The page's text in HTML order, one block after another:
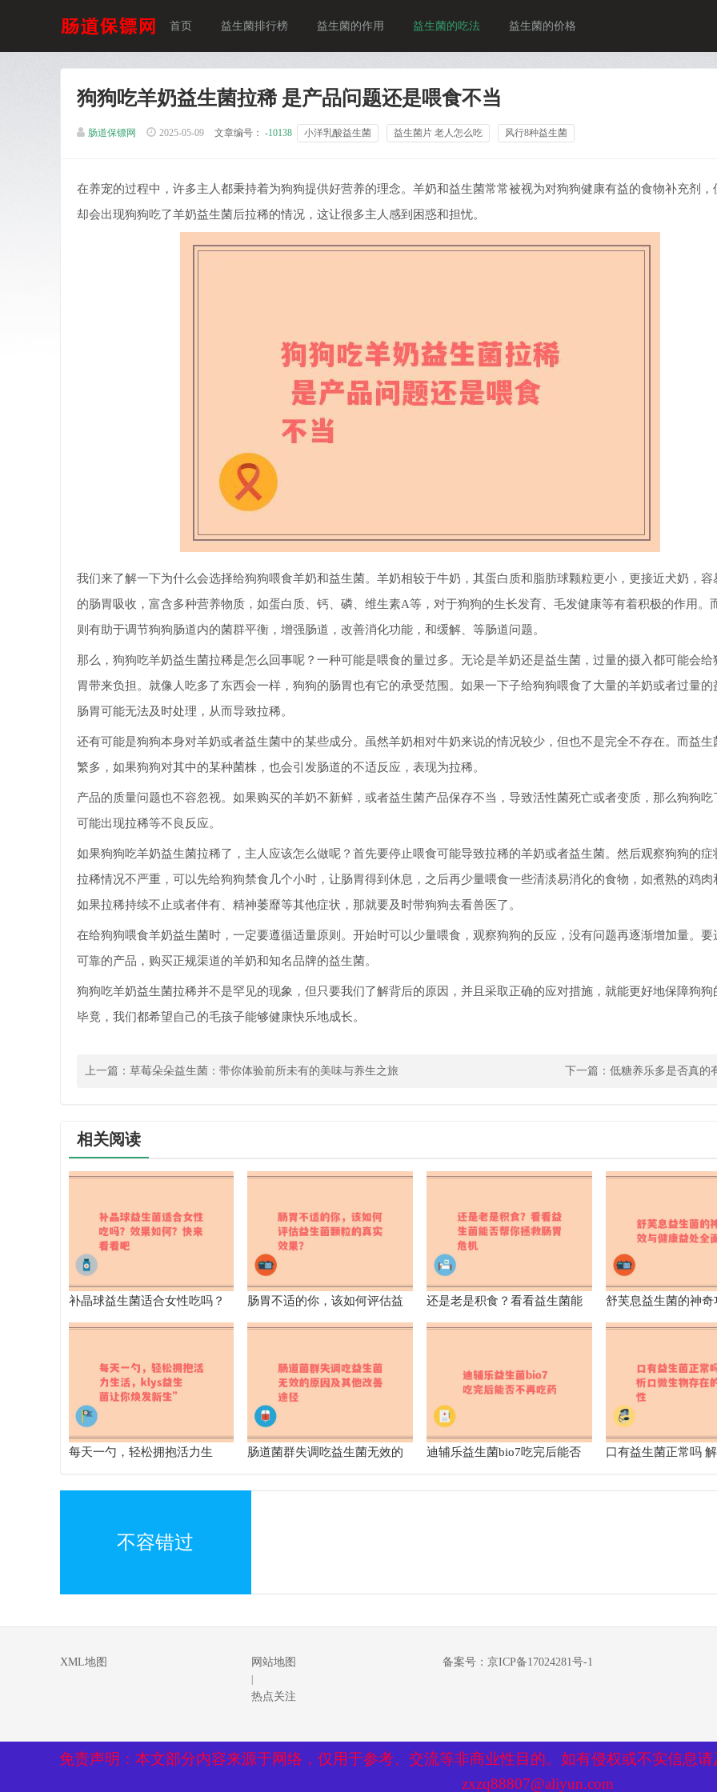
首页 益生菌排行榜 益生菌的作用 益生菌的吃法 益生菌的价格
狗狗吃羊奶益生菌拉稀 是产品问题还是喂食不当
肠道保镖网 2025-05-09 文章编号： -10138 小洋乳酸益生菌 益生菌片 老人怎么吃 风行8种益生菌
在养宠的过程中，许多主人都秉持着为狗狗提供好营养的理念。羊奶和益生菌常常被视为对狗狗健康有益的食物补充剂，
却会出现狗狗吃了羊奶益生菌后拉稀的情况，这让很多主人感到困惑和担忧。
我们来了解一下为什么会选择给狗狗喂食羊奶和益生菌。羊奶相较于牛奶，其蛋白质和脂肪球颗粒更小，更接近犬奶，容
的肠胃吸收，富含多种营养物质，如蛋白质、钙、磷、维生素A等，对于狗狗的生长发育、毛发健康等有着积极的作用。
则有助于调节狗狗肠道内的菌群平衡，增强肠道，改善消化功能，和缓解、等肠道问题。
那么，狗狗吃羊奶益生菌拉稀是怎么回事呢？一种可能是喂食的量过多。无论是羊奶还是益生菌，过量的摄入都可能会给
胃带来负担。就像人吃多了东西会一样，狗狗的肠胃也有它的承受范围。如果一下子给狗狗喂食了大量的羊奶或者过量的
肠胃可能无法及时处理，从而导致拉稀。
还有可能是狗狗本身对羊奶或者益生菌中的某些成分。虽然羊奶相对牛奶来说的情况较少，但也不是完全不存在。而益生
繁多，如果狗狗对其中的某种菌株，也会引发肠道的不适反应，表现为拉稀。
产品的质量问题也不容忽视。如果购买的羊奶不新鲜，或者益生菌产品保存不当，导致活性菌死亡或者变质，那么狗狗吃
可能出现拉稀等不良反应。
如果狗狗吃羊奶益生菌拉稀了，主人应该怎么做呢？首先要停止喂食可能导致拉稀的羊奶或者益生菌。然后观察狗狗的症
拉稀情况不严重，可以先给狗狗禁食几个小时，让肠胃得到休息，之后再少量喂食一些清淡易消化的食物，如煮熟的鸡肉
如果拉稀持续不止或者伴有、精神萎靡等其他症状，那就要及时带狗狗去看兽医了。
在给狗狗喂食羊奶益生菌时，一定要遵循适量原则。开始时可以少量喂食，观察狗狗的反应，没有问题再逐渐增加量。要
可靠的产品，购买正规渠道的羊奶和知名品牌的益生菌。
狗狗吃羊奶益生菌拉稀并不是罕见的现象，但只要我们了解背后的原因，并且采取正确的应对措施，就能更好地保障狗狗
毕竟，我们都希望自己的毛孩子能够健康快乐地成长。
上一篇： 草莓朵朵益生菌：带你体验前所未有的美味与养生之旅 下一篇： 低糖养乐多是否真的
相关阅读
补晶球益生菌适合女性吃吗？
效果如何？快来看看吧
肠胃不适的你，该如何评估益
生菌颗粒的真实效果？
还是老是积食？看看益生菌能
否帮你拯救肠胃危机
舒芙息益生菌的神
康益处全面解析
每天一勺，轻松拥抱活力生
肠道菌群失调吃益生菌无效的
迪辅乐益生菌bio7吃完后能否
口有益生菌正常吗
免责声明：本文部分内容来源于网络，仅用于参考、交流等非商业性目的。如有侵权或不实信息
zxzq88807@aliyun.com
不容错过
XML地图 网站地图
热点关注
备案号：京ICP备17024281号-1
免责声明：本文部分内容来源于网络，仅用于参考、交流等非商业性目的。如有侵权或不实信息
zxzq88807@aliyun.com